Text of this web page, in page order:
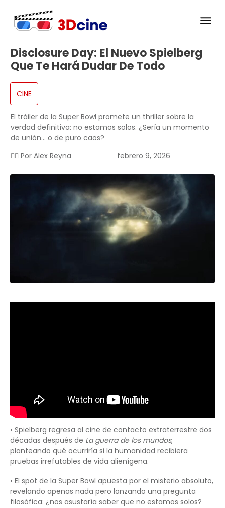
Disclosure Day: El Nuevo Spielberg
Que Te Hará Dudar De Todo
CINE
El tráiler de la Super Bowl promete un thriller sobre la
verdad definitiva: no estamos solos. ¿Sería un momento
de unión… o de puro caos?
✍🏻 Por Alex Reyna febrero 9, 2026
• Spielberg regresa al cine de contacto extraterrestre dos
décadas después de La guerra de los mundos,
planteando qué ocurriría si la humanidad recibiera
pruebas irrefutables de vida alienígena.
• El spot de la Super Bowl apuesta por el misterio absoluto,
revelando apenas nada pero lanzando una pregunta
filosófica: ¿nos asustaría saber que no estamos solos?